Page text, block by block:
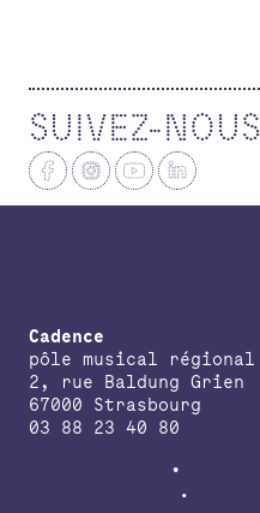
SUIVEZ-NOUS
Cadence
pôle musical régional
2, rue Baldung Grien
67000 Strasbourg
03 88 23 40 80